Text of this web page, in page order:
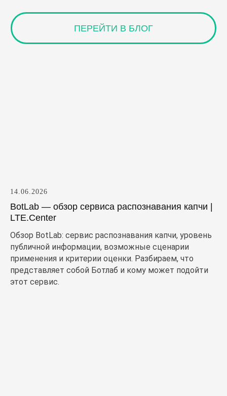
14.06.2026
BotLab — обзор сервиса распознавания капчи |
LTE.Center
Обзор BotLab: сервис распознавания капчи, уровень
публичной информации, возможные сценарии
применения и критерии оценки. Разбираем, что
представляет собой Ботлаб и кому может подойти
этот сервис.